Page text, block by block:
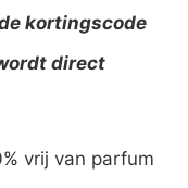
kortingscode
direct
vrij van parfum